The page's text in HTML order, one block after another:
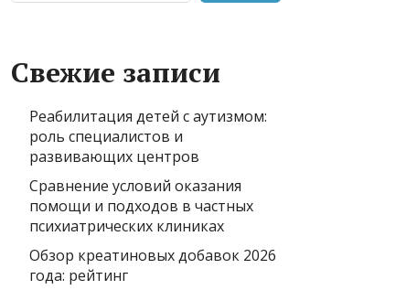
Свежие записи
Реабилитация детей с аутизмом:
роль специалистов и
развивающих центров
Сравнение условий оказания
помощи и подходов в частных
психиатрических клиниках
Обзор креатиновых добавок 2026
года: рейтинг